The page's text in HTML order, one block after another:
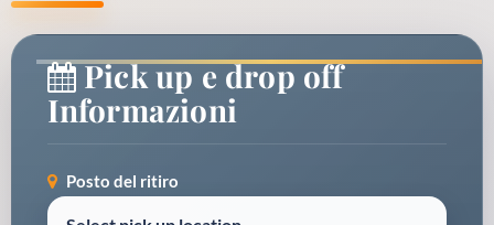
Pick up e drop off
Informazioni
Posto del ritiro